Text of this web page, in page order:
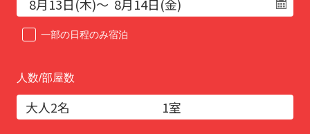
一部の日程のみ宿泊
人数/部屋数